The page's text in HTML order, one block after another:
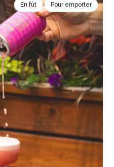
En fût Pour emporter